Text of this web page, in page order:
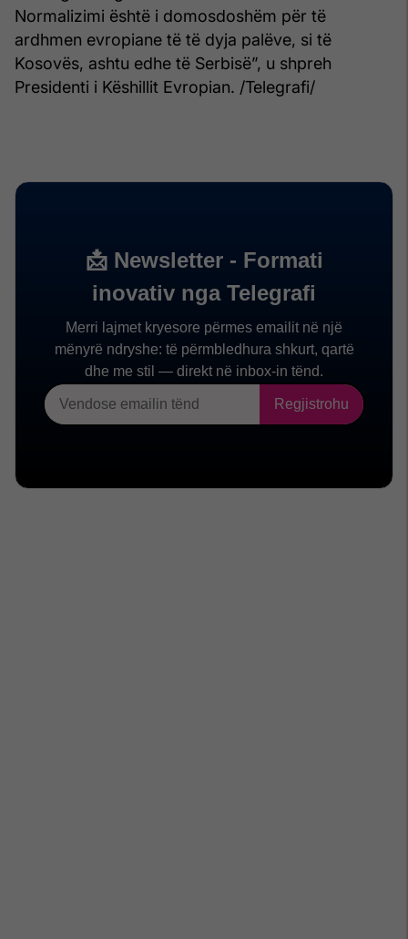
Normalizimi është i domosdoshëm për të
ardhmen evropiane të të dyja palëve, si të
Kosovës, ashtu edhe të Serbisë”, u shpreh
Presidenti i Këshillit Evropian. /Telegrafi/